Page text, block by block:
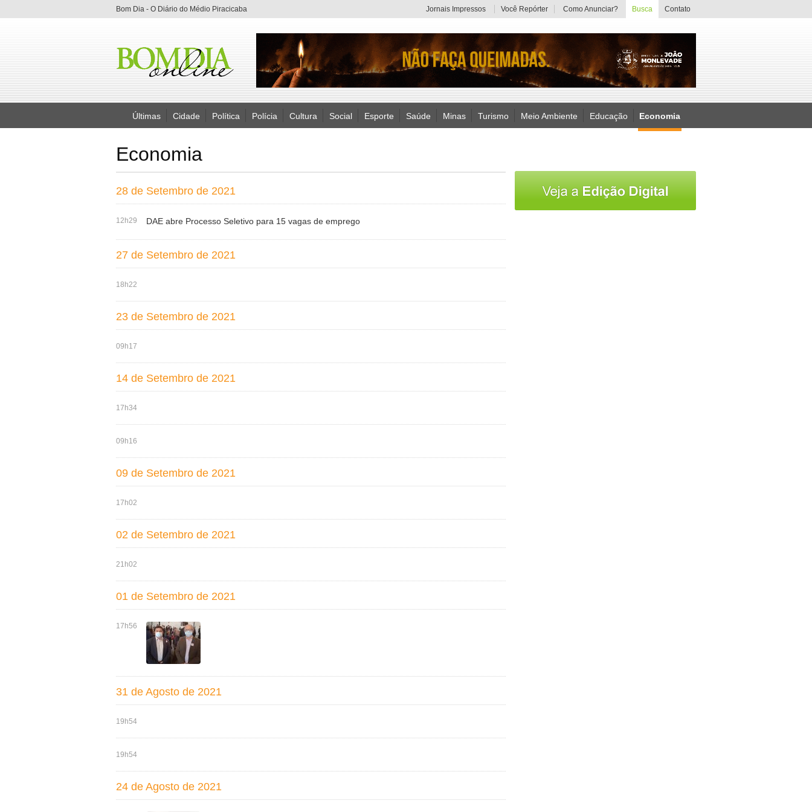
Bom Dia - O Diário do Médio Piracicaba Jornais Impressos Você Repórter Como Anunciar? Busca Contato
Últimas Cidade Política Polícia Cultura Social Esporte Saúde Minas Turismo Meio Ambiente Educação Economia
Economia
28 de Setembro de 2021
12h29 DAE abre Processo Seletivo para 15 vagas de emprego
27 de Setembro de 2021
18h22
23 de Setembro de 2021
09h17
14 de Setembro de 2021
17h34
09h16
09 de Setembro de 2021
17h02
02 de Setembro de 2021
21h02
01 de Setembro de 2021
17h56
31 de Agosto de 2021
19h54
19h54
24 de Agosto de 2021